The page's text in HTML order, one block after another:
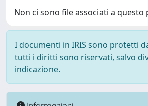
Non ci sono file associati a
I documenti in IRIS sono protetti
tutti i diritti sono riservati, salvo
indicazione.